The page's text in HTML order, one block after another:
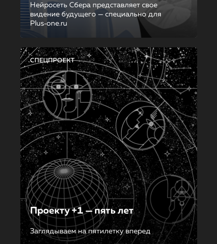
Нейросеть Сбера представляет свое
видение будущего — специально для
Plus‑one.ru
СПЕЦПРОЕКТ
Проекту +1 — пять лет
Заглядываем на пятилетку вперед